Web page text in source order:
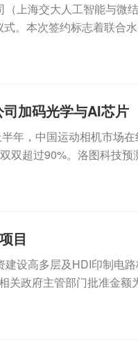
上海交大人工智能与微
。本次签约标志着联合
加码光学与AI芯片
年，中国运动相机市场
双超过90%。洛图科技预
目
设高多层及HDI印制电
关政府主管部门批准金额